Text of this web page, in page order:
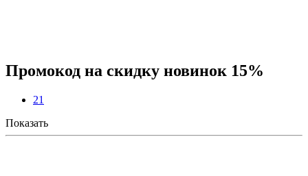
Промокод на скидку новинок 15%
21
Показать